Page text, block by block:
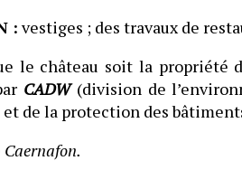
: vestiges ; des travaux de
le château soit la propriété
CADW(division de
et de la protection des
Caernafon.